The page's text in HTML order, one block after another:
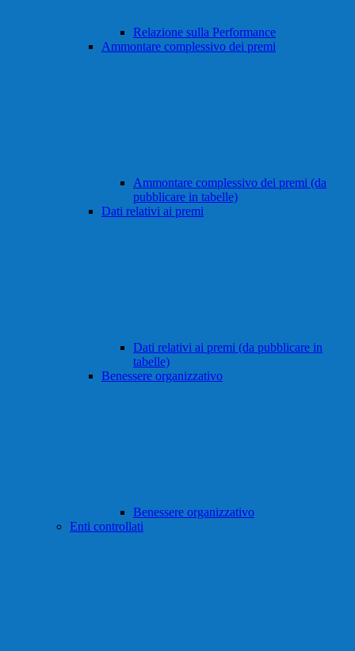
Relazione sulla Performance
Ammontare complessivo dei premi
Ammontare complessivo dei premi (da
pubblicare in tabelle)
Dati relativi ai premi
Dati relativi ai premi (da pubblicare in
tabelle)
Benessere organizzativo
Benessere organizzativo
Enti controllati